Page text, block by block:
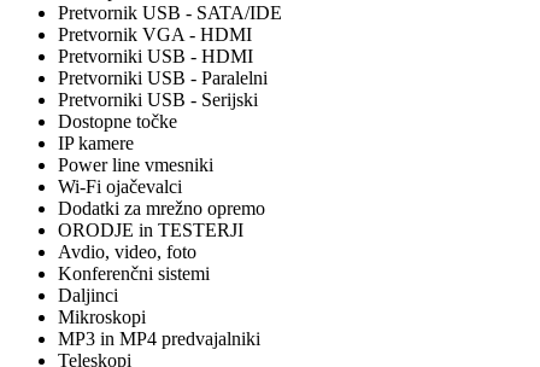
Pretvornik USB - SATA/IDE
Pretvornik VGA - HDMI
Pretvorniki USB - HDMI
Pretvorniki USB - Paralelni
Pretvorniki USB - Serijski
Dostopne točke
IP kamere
Power line vmesniki
Wi-Fi ojačevalci
Dodatki za mrežno opremo
ORODJE in TESTERJI
Avdio, video, foto
Konferenčni sistemi
Daljinci
Mikroskopi
MP3 in MP4 predvajalniki
Teleskopi